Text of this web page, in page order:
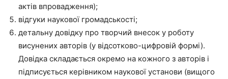
актів впровадження);
відгуки наукової громадськості;
детальну довідку про творчий внесок у роботу
висунених авторів (у відсотково-цифровій формі).
Довідка складається окремо на кожного з авторів і
підписується керівником наукової установи (вищого